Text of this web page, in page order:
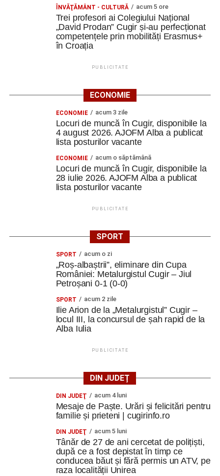
ÎNVĂŢĂMÂNT - CULTURĂ acum 5 ore
Trei profesori ai Colegiului Național
„David Prodan” Cugir și-au perfecționat
competențele prin mobilități Erasmus+
în Croația
PUBLICITATE
ECONOMIE
ECONOMIE acum 3 zile
Locuri de muncă în Cugir, disponibile la
4 august 2026. AJOFM Alba a publicat
lista posturilor vacante
ECONOMIE acum o săptămână
Locuri de muncă în Cugir, disponibile la
28 iulie 2026. AJOFM Alba a publicat
lista posturilor vacante
PUBLICITATE
SPORT
SPORT acum o zi
„Roș-albaștrii”, eliminare din Cupa
României: Metalurgistul Cugir – Jiul
Petroșani 0-1 (0-0)
SPORT acum 2 zile
Ilie Arion de la „Metalurgistul” Cugir –
locul III, la concursul de șah rapid de la
Alba Iulia
PUBLICITATE
DIN JUDEȚ
DIN JUDEŢ acum 4 luni
Mesaje de Paște. Urări și felicitări pentru
familie și prieteni | cugirinfo.ro
DIN JUDEŢ acum 5 luni
Tânăr de 27 de ani cercetat de polițiști,
după ce a fost depistat în timp ce
conducea băut și fără permis un ATV, pe
raza localității Unirea